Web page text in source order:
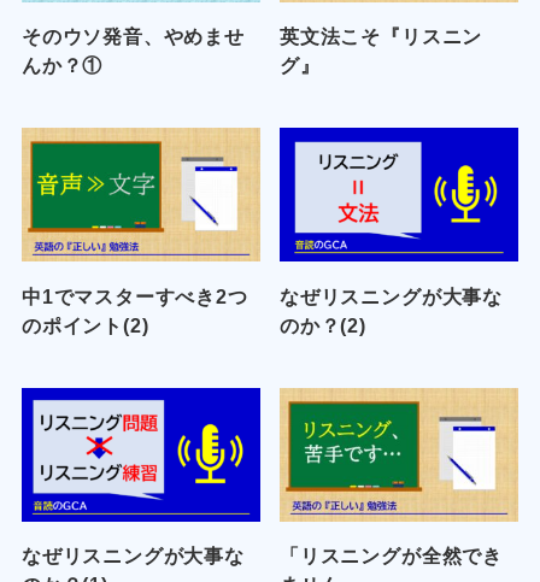
そのウソ発音、やめませ
んか？①
英文法こそ『リスニン
グ』
中1でマスターすべき2つ
のポイント(2)
なぜリスニングが大事な
のか？(2)
なぜリスニングが大事な
「リスニングが全然でき